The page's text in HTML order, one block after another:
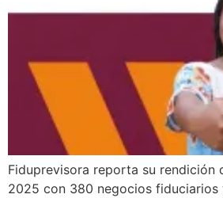
Fiduprevisora reporta su rendición
2025 con 380 negocios